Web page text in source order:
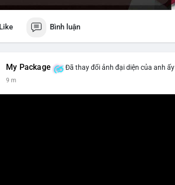
Like Bình luận
My Package Đã thay đổi ảnh đại diện của anh ấy
9 m